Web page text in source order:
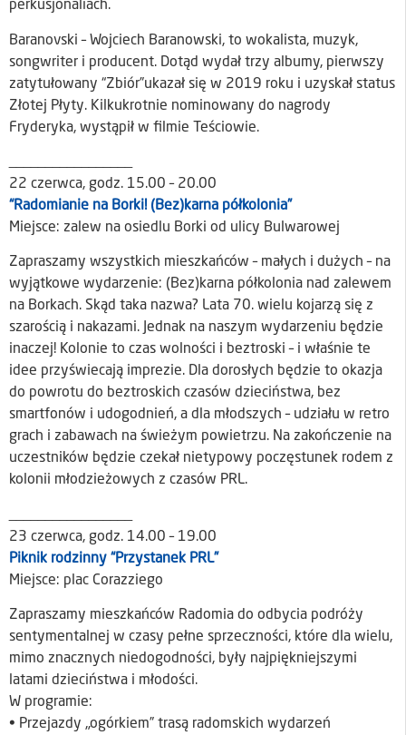
perkusjonaliach.
Baranovski – Wojciech Baranowski, to wokalista, muzyk,
songwriter i producent. Dotąd wydał trzy albumy, pierwszy
zatytułowany “Zbiór”ukazał się w 2019 roku i uzyskał status
Złotej Płyty. Kilkukrotnie nominowany do nagrody
Fryderyka, wystąpił w filmie Teściowie.
22 czerwca, godz. 15.00 – 20.00
“Radomianie na Borki! (Bez)karna półkolonia”
Miejsce: zalew na osiedlu Borki od ulicy Bulwarowej
Zapraszamy wszystkich mieszkańców – małych i dużych – na
wyjątkowe wydarzenie: (Bez)karna półkolonia nad zalewem
na Borkach. Skąd taka nazwa? Lata 70. wielu kojarzą się z
szarością i nakazami. Jednak na naszym wydarzeniu będzie
inaczej! Kolonie to czas wolności i beztroski – i właśnie te
idee przyświecają imprezie. Dla dorosłych będzie to okazja
do powrotu do beztroskich czasów dzieciństwa, bez
smartfonów i udogodnień, a dla młodszych – udziału w retro
grach i zabawach na świeżym powietrzu. Na zakończenie na
uczestników będzie czekał nietypowy poczęstunek rodem z
kolonii młodzieżowych z czasów PRL.
23 czerwca, godz. 14.00 – 19.00
Piknik rodzinny “Przystanek PRL”
Miejsce: plac Corazziego
Zapraszamy mieszkańców Radomia do odbycia podróży
sentymentalnej w czasy pełne sprzeczności, które dla wielu,
mimo znacznych niedogodności, były najpiękniejszymi
latami dzieciństwa i młodości.
W programie:
• Przejazdy „ogórkiem” trasą radomskich wydarzeń